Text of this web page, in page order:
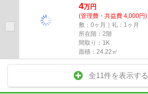
4万円
(管理費・共益費 4,000円)
敷：0ヶ月｜礼：1ヶ月
所在階：2階
間取り：1K
面積：24.22㎡
全11件を表示する